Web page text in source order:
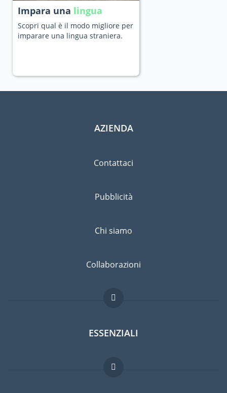
Impara una lingua
Scopri qual è il modo migliore per
imparare una lingua straniera.
AZIENDA
Contattaci
Pubblicità
Chi siamo
Collaborazioni
ESSENZIALI
Forum per expat